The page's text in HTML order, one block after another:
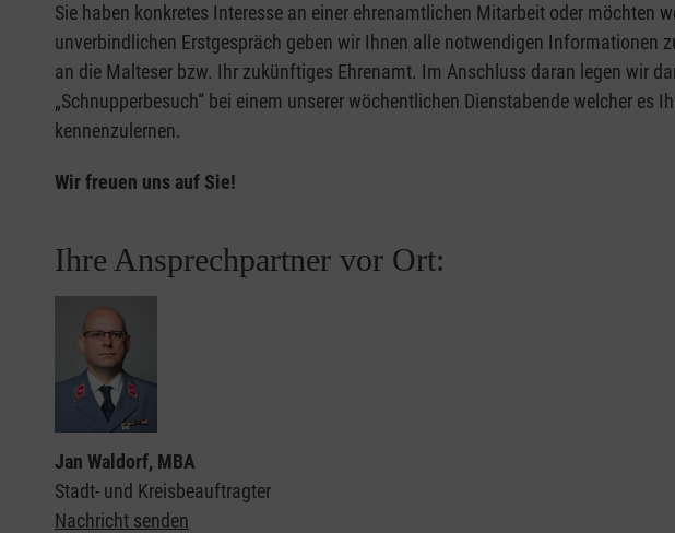
Sie haben konkretes Interesse an einer ehrenamtlichen Mitarbeit oder möchten
unverbindlichen Erstgespräch geben wir Ihnen alle notwendigen Informationen
an die Malteser bzw. Ihr zukünftiges Ehrenamt. Im Anschluss daran legen wir
„Schnupperbesuch“ bei einem unserer wöchentlichen Dienstabende welcher
kennenzulernen.
Wir freuen uns auf Sie!
Ihre Ansprechpartner vor Ort:
Jan Waldorf, MBA
Stadt- und Kreisbeauftragter
Nachricht senden